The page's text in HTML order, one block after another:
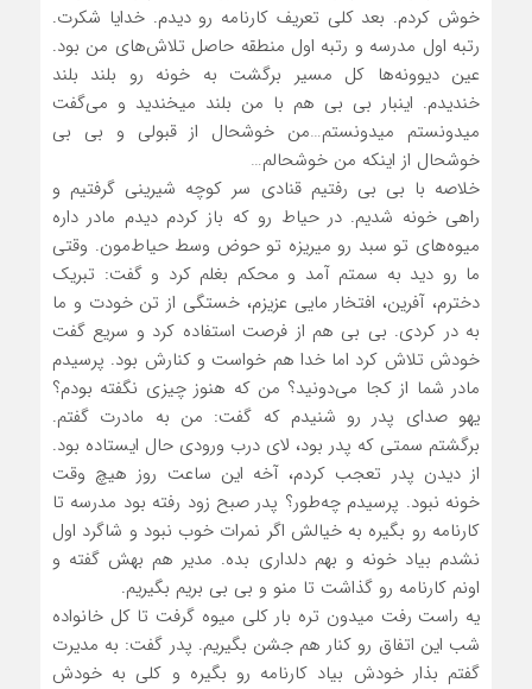
خوش کردم. بعد کلی تعریف کارنامه رو دیدم. خدایا شکرت.
رتبه اول مدرسه و رتبه اول منطقه حاصل تلاش‌های من بود.
عین دیوونه‌ها کل مسیر برگشت به خونه رو بلند بلند
خندیدم. اینبار بی بی هم با من بلند میخندید و می‌گفت
میدونستم میدونستم…من خوشحال از قبولی و بی بی
خوشحال از اینکه من خوشحالم…
خلاصه با بی بی رفتیم قنادی سر کوچه شیرینی گرفتیم و
راهی خونه شدیم. در حیاط رو که باز کردم دیدم مادر داره
میوه‌های تو سبد رو میریزه تو حوض وسط حیاط‌مون. وقتی
ما رو دید به سمتم آمد و محکم بغلم کرد و گفت: تبریک
دخترم، آفرین، افتخار مایی عزیزم، خستگی از تن خودت و ما
به در کردی. بی بی هم از فرصت استفاده کرد و سریع گفت
خودش تلاش کرد اما خدا هم خواست و کنارش بود. پرسیدم
مادر شما از کجا می‌دونید؟ من که هنوز چیزی نگفته بودم؟
یهو صدای پدر رو شنیدم که گفت: من به مادرت گفتم.
برگشتم سمتی که پدر بود، لای درب ورودی حال ایستاده بود.
از دیدن پدر تعجب کردم، آخه این ساعت روز هیچ وقت
خونه نبود. پرسیدم چه‌طور؟ پدر صبح زود رفته بود مدرسه تا
کارنامه رو بگیره به خیالش اگر نمرات خوب نبود و شاگرد اول
نشدم بیاد خونه و بهم دلداری بده. مدیر هم بهش گفته و
اونم کارنامه رو گذاشت تا منو و بی بی بریم بگیریم.
یه راست رفت میدون تره بار کلی میوه گرفت تا کل خانواده
شب این اتفاق رو کنار هم جشن بگیریم. پدر گفت: به مدیرت
گفتم بذار خودش بیاد کارنامه رو بگیره و کلی به خودش